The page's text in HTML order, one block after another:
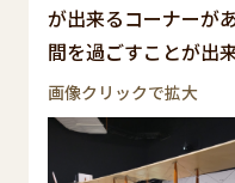
が出来るコーナーが
間を過ごすことが出
画像クリックで拡大